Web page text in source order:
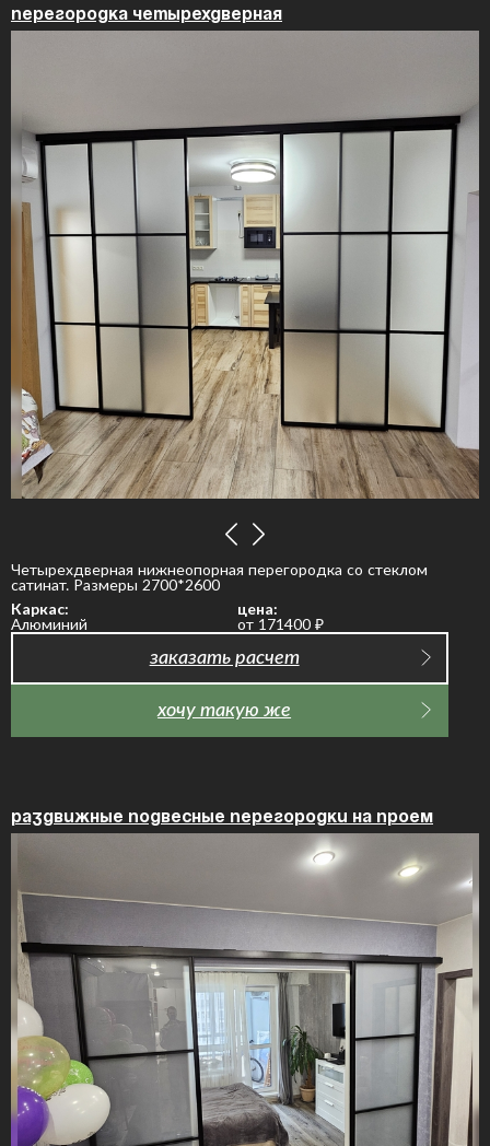
Перегородка четырехдверная
Четырехдверная нижнеопорная перегородка со стеклом
сатинат. Размеры 2700*2600
Каркас:
Алюминий
цена:
от 171400 ₽
заказать расчет
хочу такую же
Раздвижные подвесные перегородки на проем